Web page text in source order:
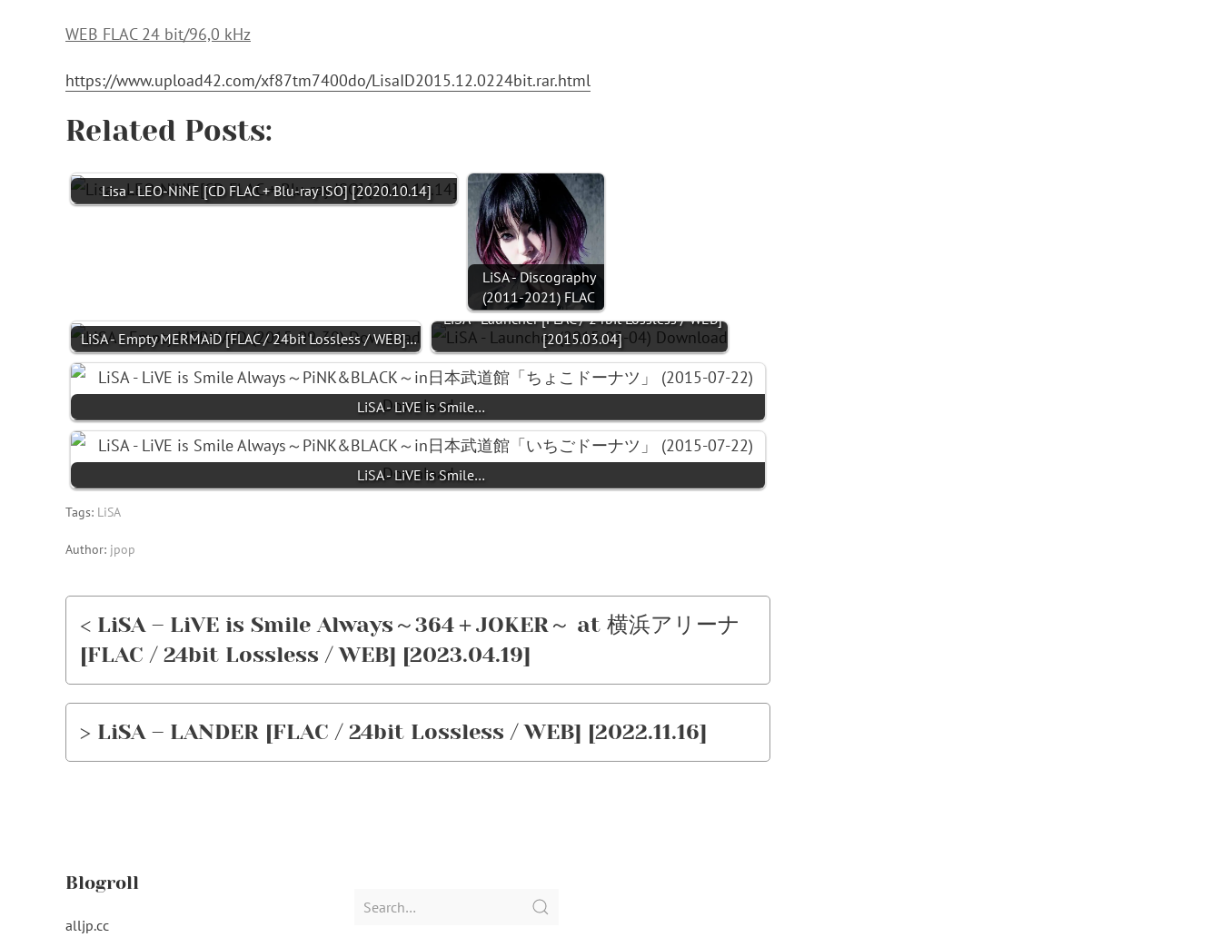
WEB FLAC 24 bit/96,0 kHz
https://www.upload42.com/xf87tm7400do/LisaID2015.12.0224bit.rar.html
Related Posts:
Lisa - LEO-NiNE [CD FLAC + Blu-ray ISO] [2020.10.14]
LiSA - Discography
(2011-2021) FLAC
LiSA - Empty MERMAiD [FLAC / 24bit Lossless / WEB]…
LiSA - Launcher [FLAC / 24bit Lossless / WEB]
[2015.03.04]
LiSA - LiVE is Smile…
LiSA - LiVE is Smile…
Tags: LiSA
Author: jpop
< LiSA – LiVE is Smile Always～364＋JOKER～ at 横浜アリーナ
[FLAC / 24bit Lossless / WEB] [2023.04.19]
> LiSA – LANDER [FLAC / 24bit Lossless / WEB] [2022.11.16]
Blogroll
alljp.cc
Search